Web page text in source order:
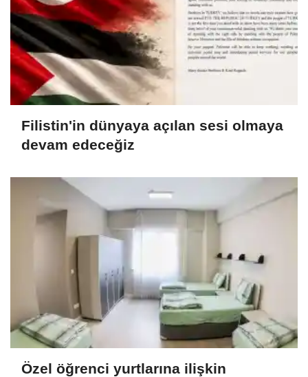
Filistin'in dünyaya açılan sesi olmaya
devam edeceğiz
Özel öğrenci yurtlarına ilişkin